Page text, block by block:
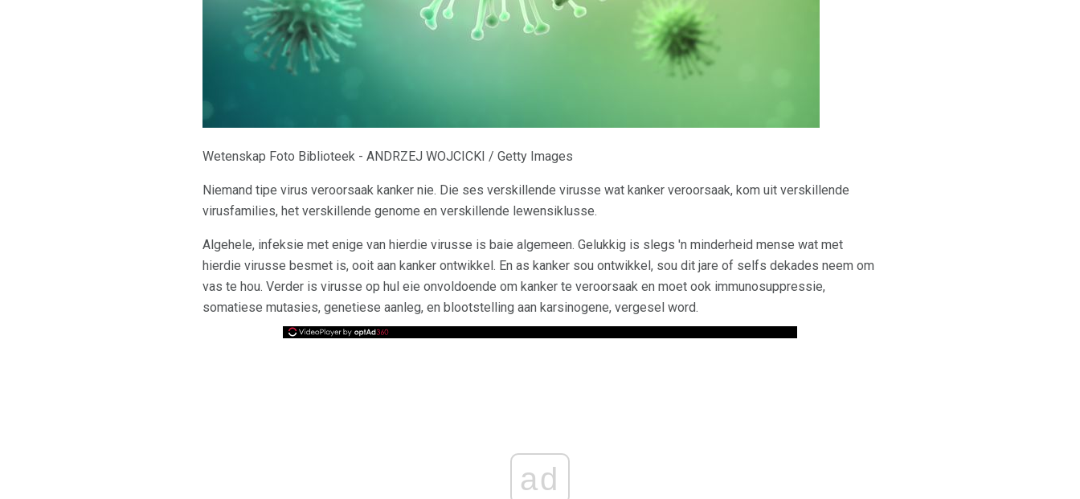
Wetenskap Foto Biblioteek - ANDRZEJ WOJCICKI / Getty Images
Niemand tipe virus veroorsaak kanker nie. Die ses verskillende virusse wat kanker veroorsaak, kom uit verskillende
virusfamilies, het verskillende genome en verskillende lewensiklusse.
Algehele, infeksie met enige van hierdie virusse is baie algemeen. Gelukkig is slegs 'n minderheid mense wat met
hierdie virusse besmet is, ooit aan kanker ontwikkel. En as kanker sou ontwikkel, sou dit jare of selfs dekades neem om
vas te hou. Verder is virusse op hul eie onvoldoende om kanker te veroorsaak en moet ook immunosuppressie,
somatiese mutasies, genetiese aanleg, en blootstelling aan karsinogene, vergesel word.
ad